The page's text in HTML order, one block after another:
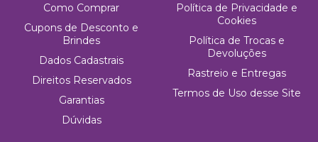
Como Comprar
Cupons de Desconto e
Brindes
Dados Cadastrais
Direitos Reservados
Garantias
Dúvidas
Política de Privacidade e
Cookies
Política de Trocas e
Devoluções
Rastreio e Entregas
Termos de Uso desse Site